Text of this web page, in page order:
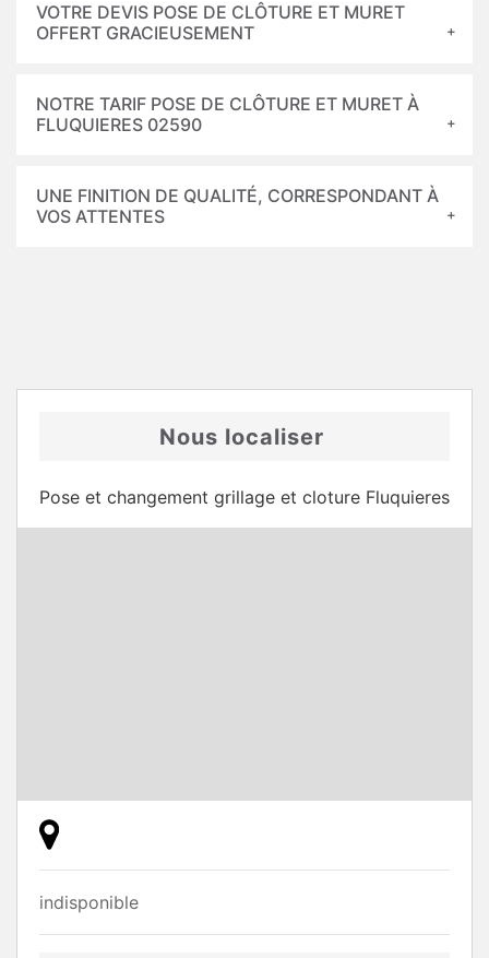
VOTRE DEVIS POSE DE CLÔTURE ET MURET
OFFERT GRACIEUSEMENT
NOTRE TARIF POSE DE CLÔTURE ET MURET À
FLUQUIERES 02590
UNE FINITION DE QUALITÉ, CORRESPONDANT À
VOS ATTENTES
Nous localiser
Pose et changement grillage et cloture Fluquieres
indisponible